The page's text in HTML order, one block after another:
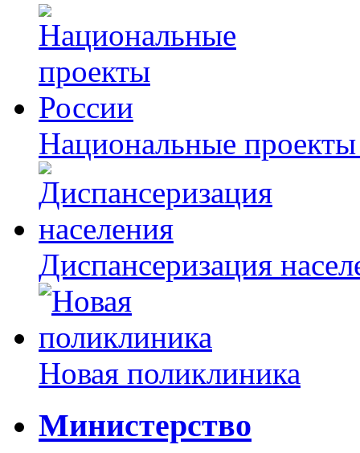
Национальные
Диспансеризация
Новая поликлиника
Министерство